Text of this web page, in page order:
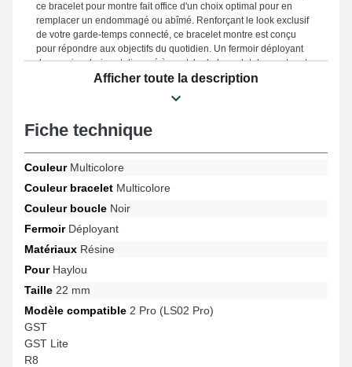
ce bracelet pour montre fait office d'un choix optimal pour en
remplacer un endommagé ou abîmé. Renforçant le look exclusif
de votre garde-temps connecté, ce bracelet montre est conçu
pour répondre aux objectifs du quotidien. Un fermoir déployant
de premier choix est disposé à ce style de bracelet de montre et
est convient avec les modèles S8, Solar Plus RT3, 2 Pro (LS02
Afficher toute la description
Fiche technique
CouleurMulticolore
Couleur bracelet Multicolore
Couleur boucle Noir
FermoirDéployant
Matériaux Résine
PourHaylou
Taille 22 mm
Modèle compatible 2 Pro (LS02 Pro)
GST
GST Lite
R8